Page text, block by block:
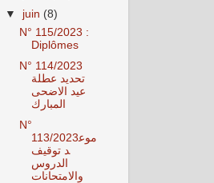
▼ juin (8)
N° 115/2023 :
Diplômes
N° 114/2023
تحديد عطلة
عيد الاضحى
المبارك
N°
113/2023موع
د توقيف
الدروس
والامتحانات